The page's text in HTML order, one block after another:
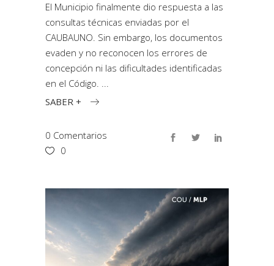
El Municipio finalmente dio respuesta a las
consultas técnicas enviadas por el
CAUBAUNO. Sin embargo, los documentos
evaden y no reconocen los errores de
concepción ni las dificultades identificadas
en el Código.
SABER +
0 Comentarios
0